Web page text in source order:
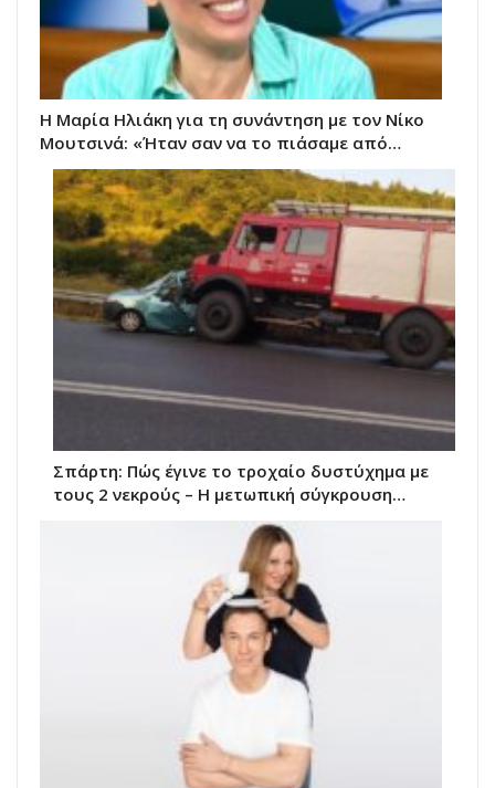
Η Μαρία Ηλιάκη για τη συνάντηση με τον Νίκο
Μουτσινά: «Ήταν σαν να το πιάσαμε από…
Σπάρτη: Πώς έγινε το τροχαίο δυστύχημα με
τους 2 νεκρούς – Η μετωπική σύγκρουση…